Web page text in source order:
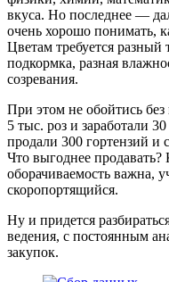
вкуса. Но последнее —
очень хорошо понимать,
Цветам требуется
подкормка, разная
созревания.
При этом не обойтись
5 тыс. роз и заработали
продали 300 гортензий и
Что выгоднее продавать?
оборачиваемость важна,
скоропортящийся.
Ну и придется
ведения, с постоянным
закупок.